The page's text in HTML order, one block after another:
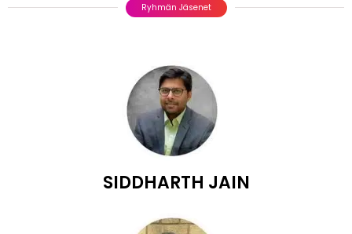
Ryhmän Jäsenet
SIDDHARTH JAIN